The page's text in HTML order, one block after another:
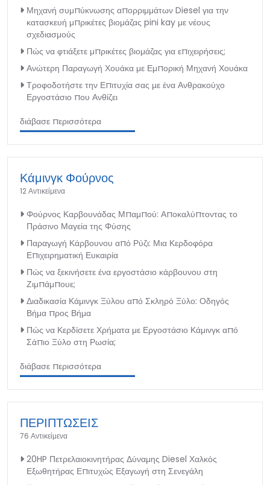
Μηχανή συμπύκνωσης απορριμμάτων Diesel για την
κατασκευή μπρικέτες βιομάζας pini kay με νέους
σχεδιασμούς
Πώς να φτιάξετε μπρικέτες βιομάζας για επιχειρήσεις;
Ανώτερη Παραγωγή Χουάκα με Εμπορική Μηχανή Χουάκα
Τροφοδοτήστε την Επιτυχία σας με ένα Ανθρακούχο
Εργοστάσιο που Ανθίζει
διάβασε περισσότερα
Κάμινγκ Φούρνος
12 Αντικείμενα
Φούρνος Καρβουνάδας Μπαμπού: Αποκαλύπτοντας το
Πράσινο Μαγεία της Φύσης
Παραγωγή Κάρβουνου από Ρύζι: Μια Κερδοφόρα
Επιχειρηματική Ευκαιρία
Πώς να ξεκινήσετε ένα εργοστάσιο κάρβουνου στη
Ζιμπάμπουε;
Διαδικασία Κάμινγκ Ξύλου από Σκληρό Ξύλο: Οδηγός
Βήμα προς Βήμα
Πώς να Κερδίσετε Χρήματα με Εργοστάσιο Κάμινγκ από
Σάπιο Ξύλο στη Ρωσία;
διάβασε περισσότερα
ΠΕΡΙΠΤΩΣΕΙΣ
76 Αντικείμενα
20HP Πετρελαιοκινητήρας Δύναμης Diesel Χαλκός
Εξωθητήρας Επιτυχώς Εξαγωγή στη Σενεγάλη